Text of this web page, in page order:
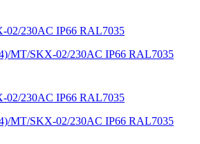
MT/SKX-02/230AC IP66 RAL7035
MT/SKX-02/230AC IP66 RAL7035